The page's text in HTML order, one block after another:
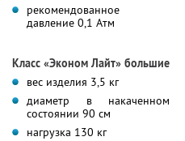
рекомендованное
давление 0,1 Атм
Класс «Эконом Лайт» большие
вес изделия 3,5 кг
диаметр в накаченном
состоянии 90 см
нагрузка 130 кг